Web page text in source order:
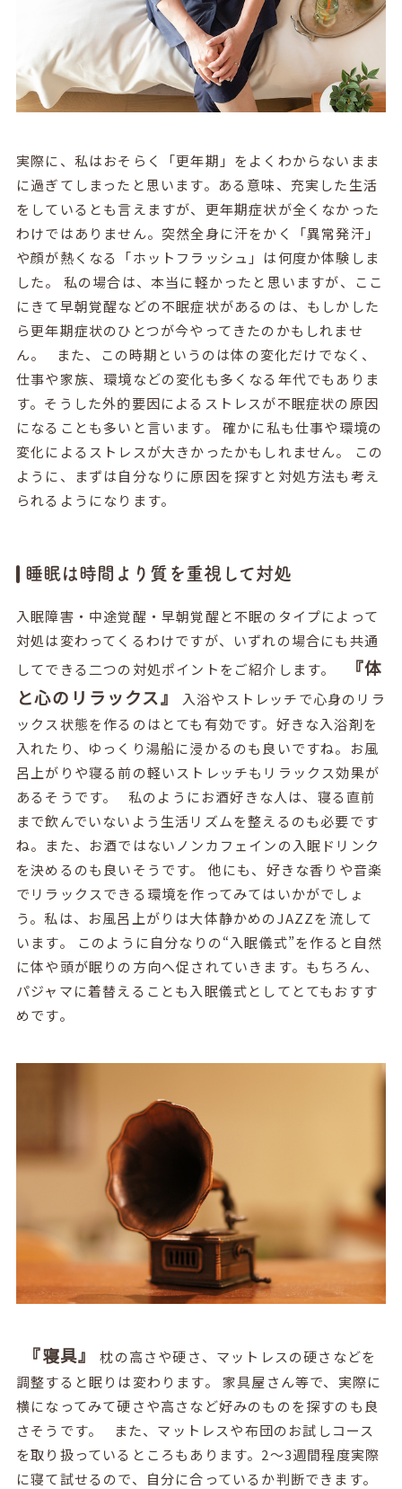
実際に、私はおそらく「更年期」をよくわからないまま
に過ぎてしまったと思います。ある意味、充実した生活
をしているとも言えますが、更年期症状が全くなかった
わけではありません。突然全身に汗をかく「異常発汗」
や顔が熱くなる「ホットフラッシュ」は何度か体験しま
した。 私の場合は、本当に軽かったと思いますが、ここ
にきて早朝覚醒などの不眠症状があるのは、もしかした
ら更年期症状のひとつが今やってきたのかもしれませ
ん。 また、この時期というのは体の変化だけでなく、
仕事や家族、環境などの変化も多くなる年代でもありま
す。そうした外的要因によるストレスが不眠症状の原因
になることも多いと言います。 確かに私も仕事や環境の
変化によるストレスが大きかったかもしれません。 この
ように、まずは自分なりに原因を探すと対処方法も考え
られるようになります。
睡眠は時間より質を重視して対処
入眠障害・中途覚醒・早朝覚醒と不眠のタイプによって
対処は変わってくるわけですが、いずれの場合にも共通
してできる二つの対処ポイントをご紹介します。
『体
と心のリラックス』
入浴やストレッチで心身のリラ
ックス状態を作るのはとても有効です。好きな入浴剤を
入れたり、ゆっくり湯船に浸かるのも良いですね。お風
呂上がりや寝る前の軽いストレッチもリラックス効果が
あるそうです。 私のようにお酒好きな人は、寝る直前
まで飲んでいないよう生活リズムを整えるのも必要です
ね。また、お酒ではないノンカフェインの入眠ドリンク
を決めるのも良いそうです。 他にも、好きな香りや音楽
でリラックスできる環境を作ってみてはいかがでしょ
う。私は、お風呂上がりは大体静かめのJAZZを流して
います。 このように自分なりの“入眠儀式”を作ると自然
に体や頭が眠りの方向へ促されていきます。もちろん、
パジャマに着替えることも入眠儀式としてとてもおすす
めです。
『寝具』
枕の高さや硬さ、マットレスの硬さなどを
調整すると眠りは変わります。 家具屋さん等で、実際に
横になってみて硬さや高さなど好みのものを探すのも良
さそうです。 また、マットレスや布団のお試しコース
を取り扱っているところもあります。2〜3週間程度実際
に寝て試せるので、自分に合っているか判断できます。